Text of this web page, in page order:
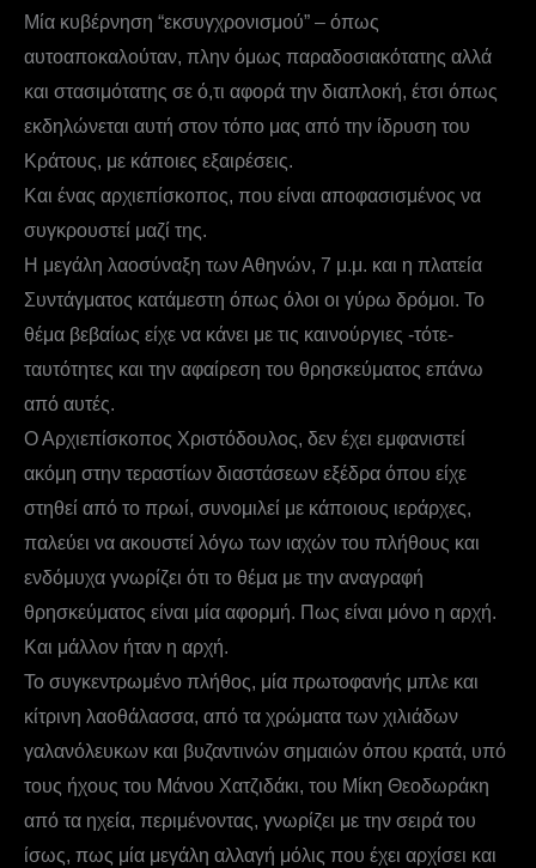
Μία κυβέρνηση “εκσυγχρονισμού” – όπως
αυτοαποκαλούταν, πλην όμως παραδοσιακότατης αλλά
και στασιμότατης σε ό,τι αφορά την διαπλοκή, έτσι όπως
εκδηλώνεται αυτή στον τόπο μας από την ίδρυση του
Κράτους, με κάποιες εξαιρέσεις.
Και ένας αρχιεπίσκοπος, που είναι αποφασισμένος να
συγκρουστεί μαζί της.
Η μεγάλη λαοσύναξη των Αθηνών, 7 μ.μ. και η πλατεία
Συντάγματος κατάμεστη όπως όλοι οι γύρω δρόμοι. Το
θέμα βεβαίως είχε να κάνει με τις καινούργιες -τότε-
ταυτότητες και την αφαίρεση του θρησκεύματος επάνω
από αυτές.
Ο Αρχιεπίσκοπος Χριστόδουλος, δεν έχει εμφανιστεί
ακόμη στην τεραστίων διαστάσεων εξέδρα όπου είχε
στηθεί από το πρωί, συνομιλεί με κάποιους ιεράρχες,
παλεύει να ακουστεί λόγω των ιαχών του πλήθους και
ενδόμυχα γνωρίζει ότι το θέμα με την αναγραφή
θρησκεύματος είναι μία αφορμή. Πως είναι μόνο η αρχή.
Και μάλλον ήταν η αρχή.
Το συγκεντρωμένο πλήθος, μία πρωτοφανής μπλε και
κίτρινη λαοθάλασσα, από τα χρώματα των χιλιάδων
γαλανόλευκων και βυζαντινών σημαιών όπου κρατά, υπό
τους ήχους του Μάνου Χατζιδάκι, του Μίκη Θεοδωράκη
από τα ηχεία, περιμένοντας, γνωρίζει με την σειρά του
ίσως, πως μία μεγάλη αλλαγή μόλις που έχει αρχίσει και